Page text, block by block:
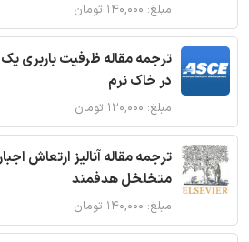
مبلغ: ۱۴۰,۰۰۰ تومان
ترجمه مقاله ظرفیت باربری
در خاک نرم
مبلغ: ۱۲۰,۰۰۰ تومان
ترجمه مقاله آنالیز ارتعاش
متخلخل هدفمند
مبلغ: ۱۴۰,۰۰۰ تومان